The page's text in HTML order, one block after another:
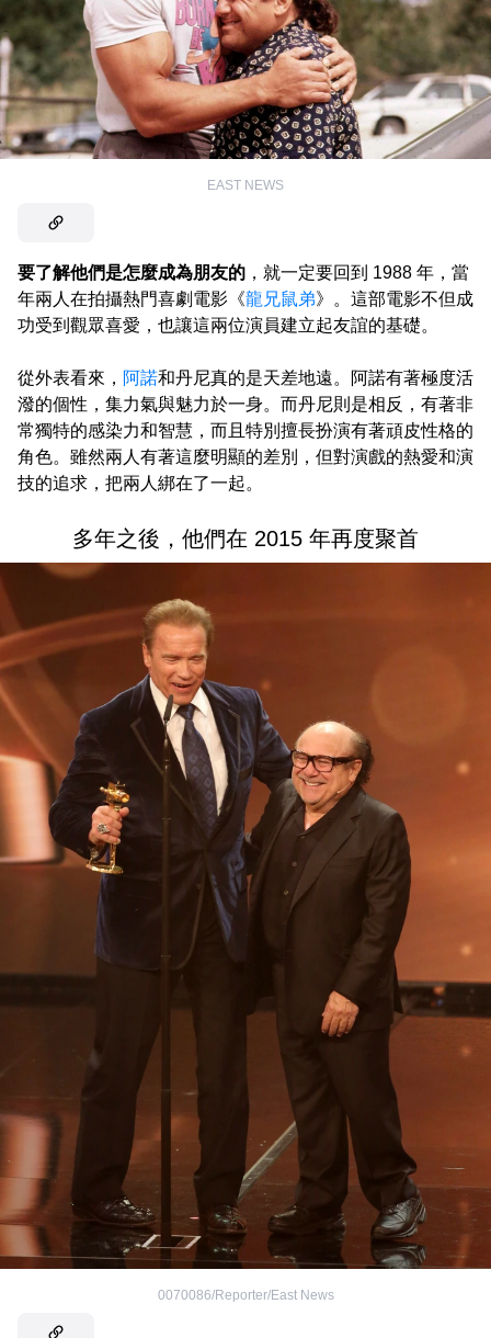
EAST NEWS
要了解他們是怎麼成為朋友的 ，就一定要回到 1988 年，當
年兩人在拍攝熱門喜劇電影《龍兄鼠弟》。這部電影不但成
功受到觀眾喜愛，也讓這兩位演員建立起友誼的基礎。
從外表看來， 阿諾和丹尼真的是天差地遠。阿諾有著極度活
潑的個性，集力氣與魅力於一身。而丹尼則是相反，有著非
常獨特的感染力和智慧，而且特別擅長扮演有著頑皮性格的
角色。雖然兩人有著這麼明顯的差別，但對演戲的熱愛和演
技的追求，把兩人綁在了一起。
多年之後，他們在 2015 年再度聚首
0070086/Reporter/East News